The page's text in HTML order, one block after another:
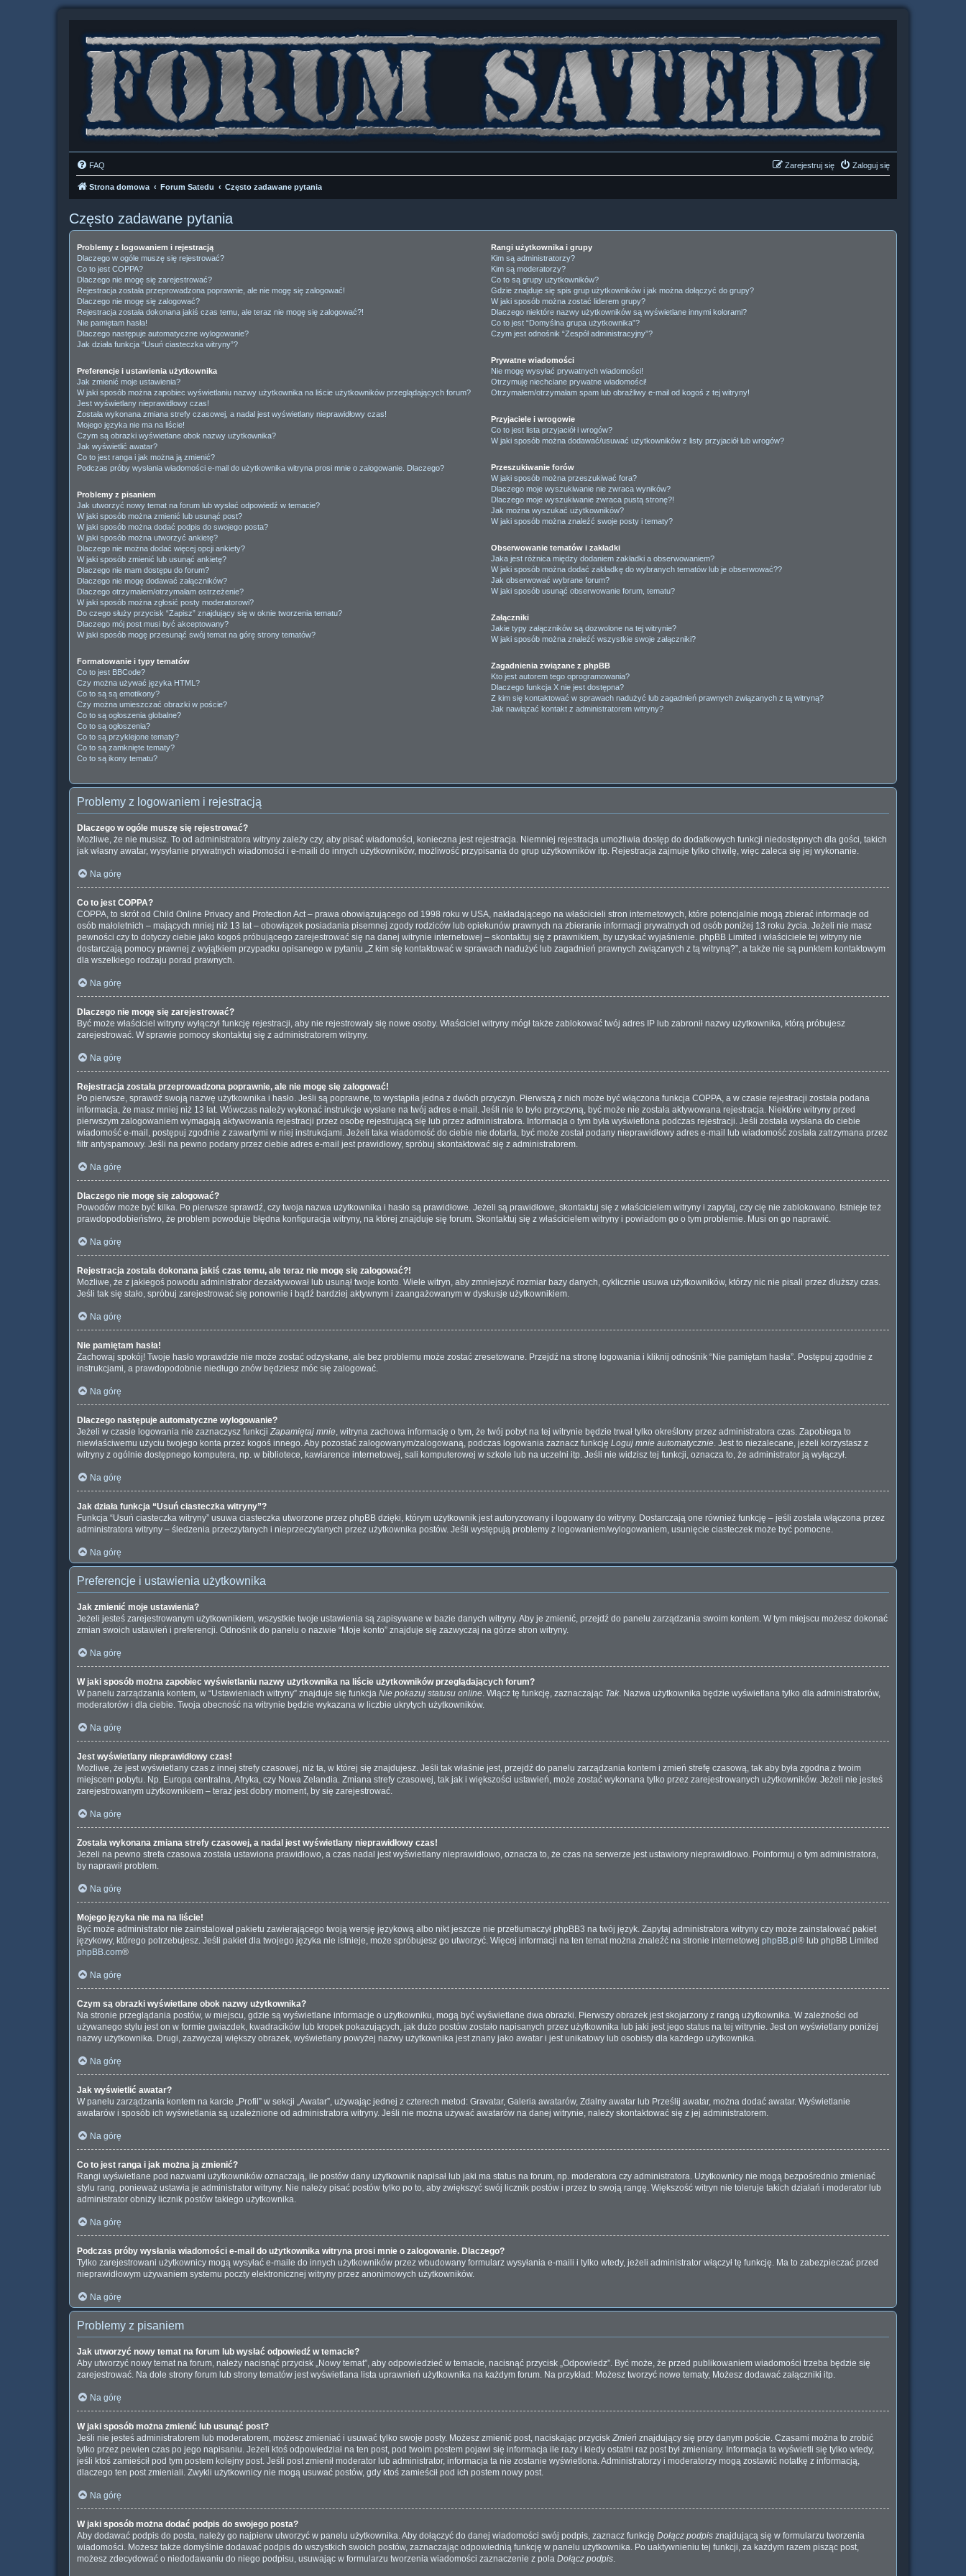
FAQ Zaloguj się
Zarejestruj się
Strona domowa Forum Satedu Często zadawane pytania
Często zadawane pytania
Problemy z logowaniem i rejestracją
Dlaczego w ogóle muszę się rejestrować?
Co to jest COPPA?
Dlaczego nie mogę się zarejestrować?
Rejestracja została przeprowadzona poprawnie, ale nie mogę się zalogować!
Dlaczego nie mogę się zalogować?
Rejestracja została dokonana jakiś czas temu, ale teraz nie mogę się zalogować?!
Nie pamiętam hasła!
Dlaczego następuje automatyczne wylogowanie?
Jak działa funkcja “Usuń ciasteczka witryny”?
Preferencje i ustawienia użytkownika
Jak zmienić moje ustawienia?
W jaki sposób można zapobiec wyświetlaniu nazwy użytkownika na liście użytkowników przeglądających forum?
Jest wyświetlany nieprawidłowy czas!
Została wykonana zmiana strefy czasowej, a nadal jest wyświetlany nieprawidłowy czas!
Mojego języka nie ma na liście!
Czym są obrazki wyświetlane obok nazwy użytkownika?
Jak wyświetlić awatar?
Co to jest ranga i jak można ją zmienić?
Podczas próby wysłania wiadomości e-mail do użytkownika witryna prosi mnie o zalogowanie. Dlaczego?
Problemy z pisaniem
Jak utworzyć nowy temat na forum lub wysłać odpowiedź w temacie?
W jaki sposób można zmienić lub usunąć post?
W jaki sposób można dodać podpis do swojego posta?
W jaki sposób można utworzyć ankietę?
Dlaczego nie można dodać więcej opcji ankiety?
W jaki sposób zmienić lub usunąć ankietę?
Dlaczego nie mam dostępu do forum?
Dlaczego nie mogę dodawać załączników?
Dlaczego otrzymałem/otrzymałam ostrzeżenie?
W jaki sposób można zgłosić posty moderatorowi?
Do czego służy przycisk “Zapisz” znajdujący się w oknie tworzenia tematu?
Dlaczego mój post musi być akceptowany?
W jaki sposób mogę przesunąć swój temat na górę strony tematów?
Formatowanie i typy tematów
Co to jest BBCode?
Czy można używać języka HTML?
Co to są są emotikony?
Czy można umieszczać obrazki w poście?
Co to są ogłoszenia globalne?
Co to są ogłoszenia?
Co to są przyklejone tematy?
Co to są zamknięte tematy?
Co to są ikony tematu?
Rangi użytkownika i grupy
Kim są administratorzy?
Kim są moderatorzy?
Co to są grupy użytkowników?
Gdzie znajduje się spis grup użytkowników i jak można dołączyć do grupy?
W jaki sposób można zostać liderem grupy?
Dlaczego niektóre nazwy użytkowników są wyświetlane innymi kolorami?
Co to jest “Domyślna grupa użytkownika”?
Czym jest odnośnik “Zespół administracyjny”?
Prywatne wiadomości
Nie mogę wysyłać prywatnych wiadomości!
Otrzymuję niechciane prywatne wiadomości!
Otrzymałem/otrzymałam spam lub obraźliwy e-mail od kogoś z tej witryny!
Przyjaciele i wrogowie
Co to jest lista przyjaciół i wrogów?
W jaki sposób można dodawać/usuwać użytkowników z listy przyjaciół lub wrogów?
Przeszukiwanie forów
W jaki sposób można przeszukiwać fora?
Dlaczego moje wyszukiwanie nie zwraca wyników?
Dlaczego moje wyszukiwanie zwraca pustą stronę?!
Jak można wyszukać użytkowników?
W jaki sposób można znaleźć swoje posty i tematy?
Obserwowanie tematów i zakładki
Jaka jest różnica między dodaniem zakładki a obserwowaniem?
W jaki sposób można dodać zakładkę do wybranych tematów lub je obserwować??
Jak obserwować wybrane forum?
W jaki sposób usunąć obserwowanie forum, tematu?
Załączniki
Jakie typy załączników są dozwolone na tej witrynie?
W jaki sposób można znaleźć wszystkie swoje załączniki?
Zagadnienia związane z phpBB
Kto jest autorem tego oprogramowania?
Dlaczego funkcja X nie jest dostępna?
Z kim się kontaktować w sprawach nadużyć lub zagadnień prawnych związanych z tą witryną?
Jak nawiązać kontakt z administratorem witryny?
Problemy z logowaniem i rejestracją
Dlaczego w ogóle muszę się rejestrować?
Możliwe, że nie musisz. To od administratora witryny zależy czy, aby pisać wiadomości, konieczna jest rejestracja. Niemniej rejestracja umożliwia dostęp do dodatkowych funkcji niedostępnych dla gości, takich
jak własny awatar, wysyłanie prywatnych wiadomości i e-maili do innych użytkowników, możliwość przypisania do grup użytkowników itp. Rejestracja zajmuje tylko chwilę, więc zaleca się jej wykonanie.
Na górę
Co to jest COPPA?
COPPA, to skrót od Child Online Privacy and Protection Act – prawa obowiązującego od 1998 roku w USA, nakładającego na właścicieli stron internetowych, które potencjalnie mogą zbierać informacje od
osób małoletnich – mających mniej niż 13 lat – obowiązek posiadania pisemnej zgody rodziców lub opiekunów prawnych na zbieranie informacji prywatnych od osób poniżej 13 roku życia. Jeżeli nie masz
pewności czy to dotyczy ciebie jako kogoś próbującego zarejestrować się na danej witrynie internetowej – skontaktuj się z prawnikiem, by uzyskać wyjaśnienie. phpBB Limited i właściciele tej witryny nie
dostarczają pomocy prawnej z wyjątkiem przypadku opisanego w pytaniu „Z kim się kontaktować w sprawach nadużyć lub zagadnień prawnych związanych z tą witryną?”, a także nie są punktem kontaktowym
dla wszelkiego rodzaju porad prawnych.
Na górę
Dlaczego nie mogę się zarejestrować?
Być może właściciel witryny wyłączył funkcję rejestracji, aby nie rejestrowały się nowe osoby. Właściciel witryny mógł także zablokować twój adres IP lub zabronił nazwy użytkownika, którą próbujesz
zarejestrować. W sprawie pomocy skontaktuj się z administratorem witryny.
Na górę
Rejestracja została przeprowadzona poprawnie, ale nie mogę się zalogować!
Po pierwsze, sprawdź swoją nazwę użytkownika i hasło. Jeśli są poprawne, to wystąpiła jedna z dwóch przyczyn. Pierwszą z nich może być włączona funkcja COPPA, a w czasie rejestracji została podana
informacja, że masz mniej niż 13 lat. Wówczas należy wykonać instrukcje wysłane na twój adres e-mail. Jeśli nie to było przyczyną, być może nie została aktywowana rejestracja. Niektóre witryny przed
pierwszym zalogowaniem wymagają aktywowania rejestracji przez osobę rejestrującą się lub przez administratora. Informacja o tym była wyświetlona podczas rejestracji. Jeśli została wysłana do ciebie
wiadomość e-mail, postępuj zgodnie z zawartymi w niej instrukcjami. Jeżeli taka wiadomość do ciebie nie dotarła, być może został podany nieprawidłowy adres e-mail lub wiadomość została zatrzymana przez
filtr antyspamowy. Jeśli na pewno podany przez ciebie adres e-mail jest prawidłowy, spróbuj skontaktować się z administratorem.
Na górę
Dlaczego nie mogę się zalogować?
Powodów może być kilka. Po pierwsze sprawdź, czy twoja nazwa użytkownika i hasło są prawidłowe. Jeżeli są prawidłowe, skontaktuj się z właścicielem witryny i zapytaj, czy cię nie zablokowano. Istnieje też
prawdopodobieństwo, że problem powoduje błędna konfiguracja witryny, na której znajduje się forum. Skontaktuj się z właścicielem witryny i powiadom go o tym problemie. Musi on go naprawić.
Na górę
Rejestracja została dokonana jakiś czas temu, ale teraz nie mogę się zalogować?!
Możliwe, że z jakiegoś powodu administrator dezaktywował lub usunął twoje konto. Wiele witryn, aby zmniejszyć rozmiar bazy danych, cyklicznie usuwa użytkowników, którzy nic nie pisali przez dłuższy czas.
Jeśli tak się stało, spróbuj zarejestrować się ponownie i bądź bardziej aktywnym i zaangażowanym w dyskusje użytkownikiem.
Na górę
Nie pamiętam hasła!
Zachowaj spokój! Twoje hasło wprawdzie nie może zostać odzyskane, ale bez problemu może zostać zresetowane. Przejdź na stronę logowania i kliknij odnośnik “Nie pamiętam hasła”. Postępuj zgodnie z
instrukcjami, a prawdopodobnie niedługo znów będziesz móc się zalogować.
Na górę
Dlaczego następuje automatyczne wylogowanie?
Jeżeli w czasie logowania nie zaznaczysz funkcji Zapamiętaj mnie, witryna zachowa informację o tym, że twój pobyt na tej witrynie będzie trwał tylko określony przez administratora czas. Zapobiega to
niewłaściwemu użyciu twojego konta przez kogoś innego. Aby pozostać zalogowanym/zalogowaną, podczas logowania zaznacz funkcję Loguj mnie automatycznie. Jest to niezalecane, jeżeli korzystasz z
witryny z ogólnie dostępnego komputera, np. w bibliotece, kawiarence internetowej, sali komputerowej w szkole lub na uczelni itp. Jeśli nie widzisz tej funkcji, oznacza to, że administrator ją wyłączył.
Na górę
Jak działa funkcja “Usuń ciasteczka witryny”?
Funkcja “Usuń ciasteczka witryny” usuwa ciasteczka utworzone przez phpBB dzięki, którym użytkownik jest autoryzowany i logowany do witryny. Dostarczają one również funkcję – jeśli została włączona przez
administratora witryny – śledzenia przeczytanych i nieprzeczytanych przez użytkownika postów. Jeśli występują problemy z logowaniem/wylogowaniem, usunięcie ciasteczek może być pomocne.
Na górę
Preferencje i ustawienia użytkownika
Jak zmienić moje ustawienia?
Jeżeli jesteś zarejestrowanym użytkownikiem, wszystkie twoje ustawienia są zapisywane w bazie danych witryny. Aby je zmienić, przejdź do panelu zarządzania swoim kontem. W tym miejscu możesz dokonać
zmian swoich ustawień i preferencji. Odnośnik do panelu o nazwie “Moje konto” znajduje się zazwyczaj na górze stron witryny.
Na górę
W jaki sposób można zapobiec wyświetlaniu nazwy użytkownika na liście użytkowników przeglądających forum?
W panelu zarządzania kontem, w “Ustawieniach witryny” znajduje się funkcja Nie pokazuj statusu online. Włącz tę funkcję, zaznaczając Tak. Nazwa użytkownika będzie wyświetlana tylko dla administratorów,
moderatorów i dla ciebie. Twoja obecność na witrynie będzie wykazana w liczbie ukrytych użytkowników.
Na górę
Jest wyświetlany nieprawidłowy czas!
Możliwe, że jest wyświetlany czas z innej strefy czasowej, niż ta, w której się znajdujesz. Jeśli tak właśnie jest, przejdź do panelu zarządzania kontem i zmień strefę czasową, tak aby była zgodna z twoim
miejscem pobytu. Np. Europa centralna, Afryka, czy Nowa Zelandia. Zmiana strefy czasowej, tak jak i większości ustawień, może zostać wykonana tylko przez zarejestrowanych użytkowników. Jeżeli nie jesteś
zarejestrowanym użytkownikiem – teraz jest dobry moment, by się zarejestrować.
Na górę
Została wykonana zmiana strefy czasowej, a nadal jest wyświetlany nieprawidłowy czas!
Jeżeli na pewno strefa czasowa została ustawiona prawidłowo, a czas nadal jest wyświetlany nieprawidłowo, oznacza to, że czas na serwerze jest ustawiony nieprawidłowo. Poinformuj o tym administratora,
by naprawił problem.
Na górę
Mojego języka nie ma na liście!
Być może administrator nie zainstalował pakietu zawierającego twoją wersję językową albo nikt jeszcze nie przetłumaczył phpBB3 na twój język. Zapytaj administratora witryny czy może zainstalować pakiet
językowy, którego potrzebujesz. Jeśli pakiet dla twojego języka nie istnieje, może spróbujesz go utworzyć. Więcej informacji na ten temat można znaleźć na stronie internetowej phpBB.pl® lub phpBB Limited
phpBB.com®
Na górę
Czym są obrazki wyświetlane obok nazwy użytkownika?
Na stronie przeglądania postów, w miejscu, gdzie są wyświetlane informacje o użytkowniku, mogą być wyświetlane dwa obrazki. Pierwszy obrazek jest skojarzony z rangą użytkownika. W zależności od
używanego stylu jest on w formie gwiazdek, kwadracików lub kropek pokazujących, jak dużo postów zostało napisanych przez użytkownika lub jaki jest jego status na tej witrynie. Jest on wyświetlany poniżej
nazwy użytkownika. Drugi, zazwyczaj większy obrazek, wyświetlany powyżej nazwy użytkownika jest znany jako awatar i jest unikatowy lub osobisty dla każdego użytkownika.
Na górę
Jak wyświetlić awatar?
W panelu zarządzania kontem na karcie „Profil” w sekcji „Awatar”, używając jednej z czterech metod: Gravatar, Galeria awatarów, Zdalny awatar lub Prześlij awatar, można dodać awatar. Wyświetlanie
awatarów i sposób ich wyświetlania są uzależnione od administratora witryny. Jeśli nie można używać awatarów na danej witrynie, należy skontaktować się z jej administratorem.
Na górę
Co to jest ranga i jak można ją zmienić?
Rangi wyświetlane pod nazwami użytkowników oznaczają, ile postów dany użytkownik napisał lub jaki ma status na forum, np. moderatora czy administratora. Użytkownicy nie mogą bezpośrednio zmieniać
stylu rang, ponieważ ustawia je administrator witryny. Nie należy pisać postów tylko po to, aby zwiększyć swój licznik postów i przez to swoją rangę. Większość witryn nie toleruje takich działań i moderator lub
administrator obniży licznik postów takiego użytkownika.
Na górę
Podczas próby wysłania wiadomości e-mail do użytkownika witryna prosi mnie o zalogowanie. Dlaczego?
Tylko zarejestrowani użytkownicy mogą wysyłać e-maile do innych użytkowników przez wbudowany formularz wysyłania e-maili i tylko wtedy, jeżeli administrator włączył tę funkcję. Ma to zabezpieczać przed
nieprawidłowym używaniem systemu poczty elektronicznej witryny przez anonimowych użytkowników.
Na górę
Problemy z pisaniem
Jak utworzyć nowy temat na forum lub wysłać odpowiedź w temacie?
Aby utworzyć nowy temat na forum, należy nacisnąć przycisk „Nowy temat”, aby odpowiedzieć w temacie, nacisnąć przycisk „Odpowiedz”. Być może, że przed publikowaniem wiadomości trzeba będzie się
zarejestrować. Na dole strony forum lub strony tematów jest wyświetlana lista uprawnień użytkownika na każdym forum. Na przykład: Możesz tworzyć nowe tematy, Możesz dodawać załączniki itp.
Na górę
W jaki sposób można zmienić lub usunąć post?
Jeśli nie jesteś administratorem lub moderatorem, możesz zmieniać i usuwać tylko swoje posty. Możesz zmienić post, naciskając przycisk Zmień znajdujący się przy danym poście. Czasami można to zrobić
tylko przez pewien czas po jego napisaniu. Jeżeli ktoś odpowiedział na ten post, pod twoim postem pojawi się informacja ile razy i kiedy ostatni raz post był zmieniany. Informacja ta wyświetli się tylko wtedy,
jeśli ktoś zamieścił pod tym postem kolejny post. Jeśli post zmienił moderator lub administrator, informacja ta nie zostanie wyświetlona. Administratorzy i moderatorzy mogą zostawić notatkę z informacją,
dlaczego ten post zmieniali. Zwykli użytkownicy nie mogą usuwać postów, gdy ktoś zamieścił pod ich postem nowy post.
Na górę
W jaki sposób można dodać podpis do swojego posta?
Aby dodawać podpis do posta, należy go najpierw utworzyć w panelu użytkownika. Aby dołączyć do danej wiadomości swój podpis, zaznacz funkcję Dołącz podpis znajdującą się w formularzu tworzenia
wiadomości. Możesz także domyślnie dodawać podpis do wszystkich swoich postów, zaznaczając odpowiednią funkcję w panelu użytkownika. Po uaktywnieniu tej funkcji, za każdym razem pisząc post,
możesz zdecydować o niedodawaniu do niego podpisu, usuwając w formularzu tworzenia wiadomości zaznaczenie z pola Dołącz podpis.